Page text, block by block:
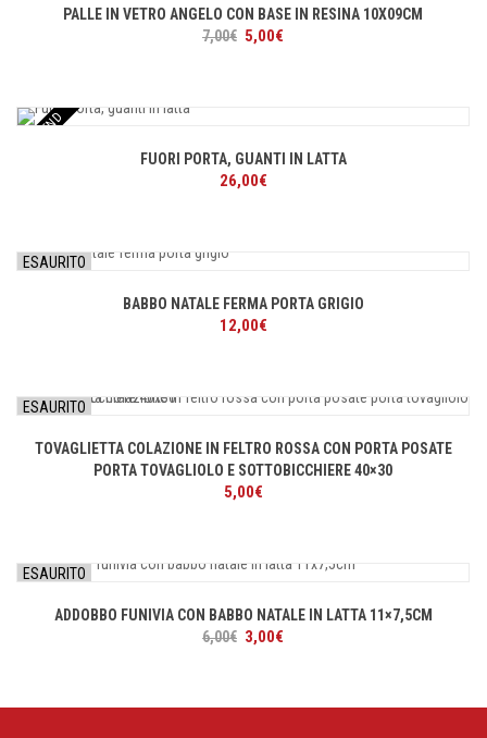
PALLE IN VETRO ANGELO CON BASE IN RESINA 10X09CM
7,00€ Il
5,00€
TREND
FUORI PORTA, GUANTI IN LATTA
26,00€
ESAURITO
BABBO NATALE FERMA PORTA GRIGIO
12,00€
ESAURITO
TOVAGLIETTA COLAZIONE IN FELTRO ROSSA CON PORTA POSATE
PORTA TOVAGLIOLO E SOTTOBICCHIERE 40×30
5,00€
ESAURITO
ADDOBBO FUNIVIA CON BABBO NATALE IN LATTA 11×7,5CM
6,00€ Il3,00€